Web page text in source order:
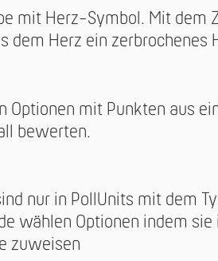
mit Herz-Symbol. Mit dem
dem Herz ein zerbrochenes
Optionen mit Punkten aus
bewerten.
nur in PollUnits mit dem
wählen Optionen indem sie
zuweisen